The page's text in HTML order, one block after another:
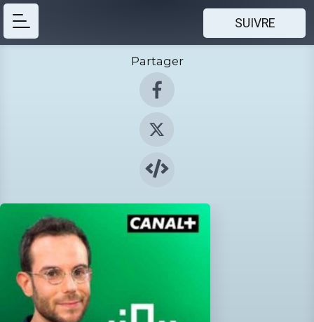
SUIVRE
Partager